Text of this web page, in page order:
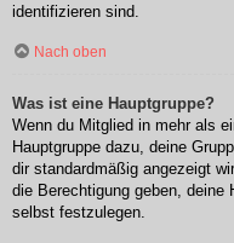
identifizieren sind.
Nach oben
Was ist eine Hauptgruppe?
Wenn du Mitglied in mehr als
Hauptgruppe dazu, deine
dir standardmäßig angezeigt
die Berechtigung geben, deine
selbst festzulegen.